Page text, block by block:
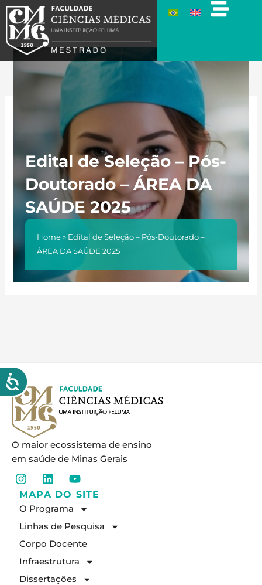
para
conteúdo
Edital de Seleção – Pós-
Doutorado – ÁREA DA
SAÚDE 2025
Home » Edital de Seleção – Pós-Doutorado –
ÁREA DA SAÚDE 2025
O maior ecossistema de ensino
em saúde de Minas Gerais
I
n
s
t
a
g
r
a
m
L
i
n
k
e
d
i
n
Y
o
u
u
b
e
MAPA DO SITE
O Programa
Linhas de Pesquisa
Corpo Docente
Infraestrutura
Dissertações